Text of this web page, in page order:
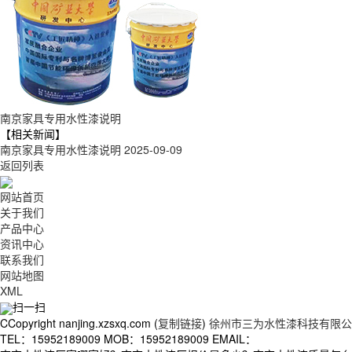
南京家具专用水性漆说明
【相关新闻】
南京家具专用水性漆说明 2025-09-09
返回列表
网站首页
关于我们
产品中心
资讯中心
联系我们
网站地图
XML
扫一扫
CCopyright nanjing.xzsxq.com (复制链接) 徐州市三为水性漆科技有限
TEL：15952189009 MOB：15952189009 EMAIL：